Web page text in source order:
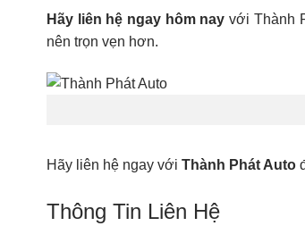
Hãy liên hệ ngay hôm nay với Thành
nên trọn vẹn hơn.
Hãy liên hệ ngay với Thành Phát Auto
Thông Tin Liên Hệ